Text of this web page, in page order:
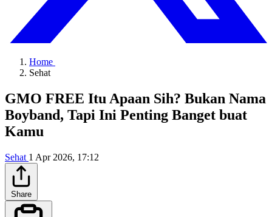
Home
Sehat
GMO FREE Itu Apaan Sih? Bukan Nama
Boyband, Tapi Ini Penting Banget buat
Kamu
Sehat 1 Apr 2026, 17:12
Share